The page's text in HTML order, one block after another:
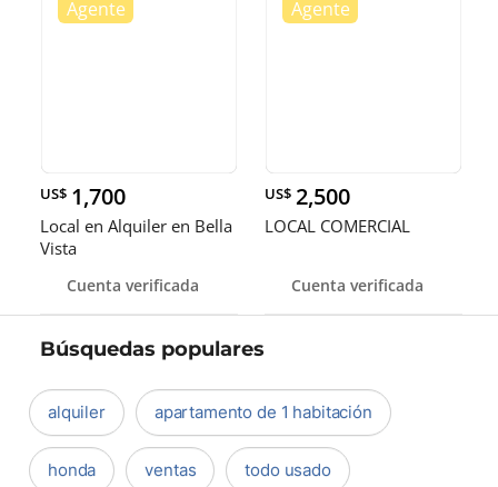
US$ 1,700
Local en Alquiler en Bella
Vista
Cuenta verificada
US$ 2,500
LOCAL COMERCIAL
Cuenta verificada
Búsquedas populares
alquiler apartamento de 1 habitación
honda ventas todo usado